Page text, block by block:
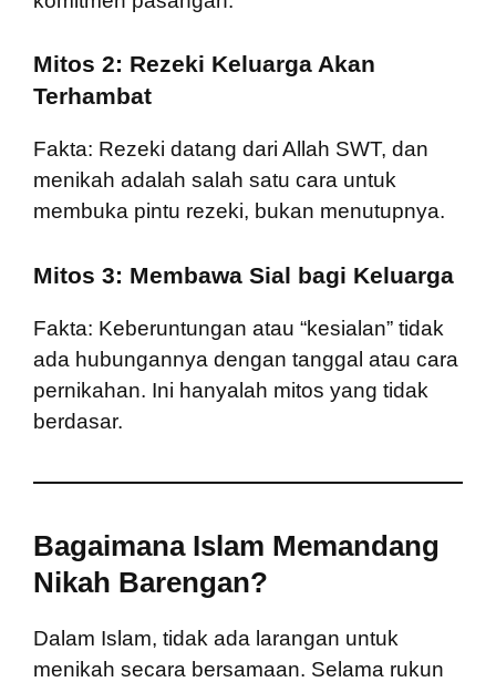
Mitos 2: Rezeki Keluarga Akan
Terhambat
Fakta: Rezeki datang dari Allah SWT, dan
menikah adalah salah satu cara untuk
membuka pintu rezeki, bukan menutupnya.
Mitos 3: Membawa Sial bagi Keluarga
Fakta: Keberuntungan atau “kesialan” tidak
ada hubungannya dengan tanggal atau cara
pernikahan. Ini hanyalah mitos yang tidak
berdasar.
Bagaimana Islam Memandang
Nikah Barengan?
Dalam Islam, tidak ada larangan untuk
menikah secara bersamaan. Selama rukun